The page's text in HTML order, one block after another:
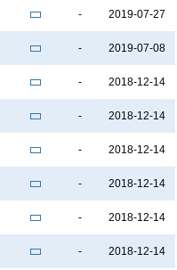
- 2019-07-27
- 2019-07-08
- 2018-12-14
- 2018-12-14
- 2018-12-14
- 2018-12-14
- 2018-12-14
- 2018-12-14